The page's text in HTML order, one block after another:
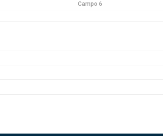
Campo 6